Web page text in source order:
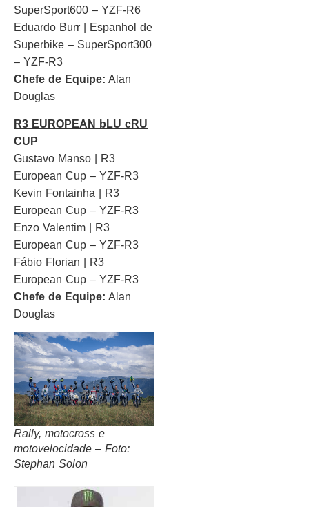
SuperSport600 – YZF-R6
Eduardo Burr | Espanhol de
Superbike – SuperSport300
– YZF-R3
Chefe de Equipe: Alan
Douglas
R3 EUROPEAN bLU cRU
CUP
Gustavo Manso | R3
European Cup – YZF-R3
Kevin Fontainha | R3
European Cup – YZF-R3
Enzo Valentim | R3
European Cup – YZF-R3
Fábio Florian | R3
European Cup – YZF-R3
Chefe de Equipe: Alan
Douglas
Rally, motocross e
motovelocidade – Foto:
Stephan Solon